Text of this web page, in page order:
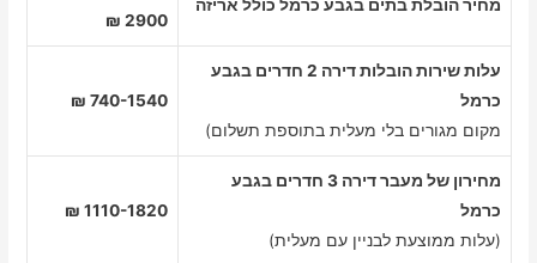
מחיר הובלת בתים בגבע כרמל כולל אריזה
2900 ₪
עלות שירות הובלות דירה 2 חדרים בגבע
כרמל
מקום מגורים בלי מעלית בתוספת תשלום)
740-1540 ₪
מחירון של מעבר דירה 3 חדרים בגבע
כרמל
(עלות ממוצעת לבניין עם מעלית)
1110-1820 ₪